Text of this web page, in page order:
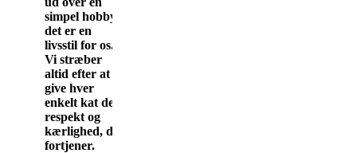
simpel hobby -
det er en
livsstil for os.
Vi stræber
altid efter at
give hver
enkelt kat den
respekt og
kærlighed, de
fortjener.